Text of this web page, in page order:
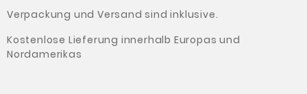
Verpackung und Versand sind inklusive.
Kostenlose Lieferung innerhalb Europas und
Nordamerikas